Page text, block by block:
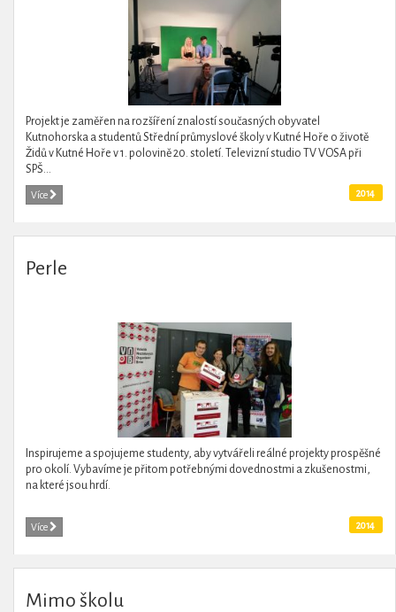
Projekt je zaměřen na rozšíření znalostí současných obyvatel
Kutnohorska a studentů Střední průmyslové školy v Kutné Hoře o životě
Židů v Kutné Hoře v 1. polovině 20. století. Televizní studio TV VOSA při
SPŠ...
Více 2014
Perle
Inspirujeme a spojujeme studenty, aby vytvářeli reálné projekty prospěšné
pro okolí. Vybavíme je přitom potřebnými dovednostmi a zkušenostmi,
na které jsou hrdí.
Více 2014
Mimo školu